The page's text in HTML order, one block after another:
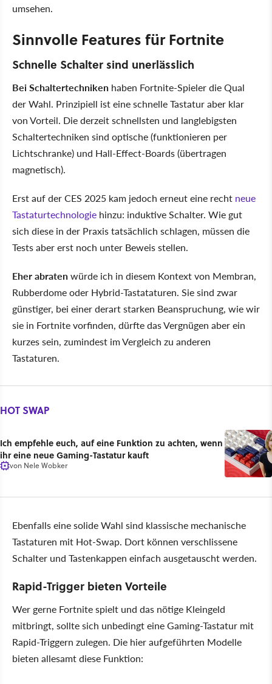
umsehen.
Sinnvolle Features für Fortnite
Schnelle Schalter sind unerlässlich
Bei Schaltertechniken haben Fortnite-Spieler die Qual
der Wahl. Prinzipiell ist eine schnelle Tastatur aber klar
von Vorteil. Die derzeit schnellsten und langlebigsten
Schaltertechniken sind optische (funktionieren per
Lichtschranke) und Hall-Effect-Boards (übertragen
magnetisch).
Erst auf der CES 2025 kam jedoch erneut eine recht neue
Tastaturtechnologie hinzu: induktive Schalter. Wie gut
sich diese in der Praxis tatsächlich schlagen, müssen die
Tests aber erst noch unter Beweis stellen.
Eher abratenwürde ich in diesem Kontext von Membran,
Rubberdome oder Hybrid-Tastataturen. Sie sind zwar
günstiger, bei einer derart starken Beanspruchung, wie wir
sie in Fortnite vorfinden, dürfte das Vergnügen aber ein
kurzes sein, zumindest im Vergleich zu anderen
Tastaturen.
HOT SWAP
Ich empfehle euch, auf eine Funktion zu achten, wenn
ihr eine neue Gaming-Tastatur kauft
von Nele Wobker
Ebenfalls eine solide Wahl sind klassische mechanische
Tastaturen mit Hot-Swap. Dort können verschlissene
Schalter und Tastenkappen einfach ausgetauscht werden.
Rapid-Trigger bieten Vorteile
Wer gerne Fortnite spielt und das nötige Kleingeld
mitbringt, sollte sich unbedingt eine Gaming-Tastatur mit
Rapid-Triggern zulegen. Die hier aufgeführten Modelle
bieten allesamt diese Funktion: